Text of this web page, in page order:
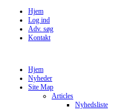
Hjem
Log ind
Adv. søg
Kontakt
Hjem
Nyheder
Site Map
Articles
Nyhedsliste